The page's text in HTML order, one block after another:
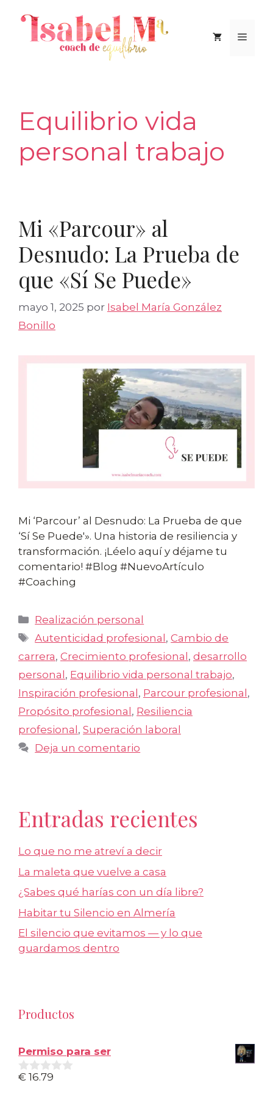
contenido
Menú
Equilibrio vida
personal trabajo
Mi «Parcour» al
Desnudo: La Prueba de
que «Sí Se Puede»
mayo 1, 2025 por Isabel María González
Bonillo
Mi ‘Parcour’ al Desnudo: La Prueba de que
‘Sí Se Puede'». Una historia de resiliencia y
transformación. ¡Léelo aquí y déjame tu
comentario! #Blog #NuevoArtículo
#Coaching
Categorías
Realización personal
Etiquetas
Autenticidad profesional ,Cambio de
carrera, Crecimiento profesional , desarrollo
personal , Equilibrio vida personal trabajo,
Inspiración profesional , Parcour profesional ,
Propósito profesional , Resiliencia
profesional , Superación laboral
Deja un comentario
Entradas recientes
Lo que no me atreví a decir
La maleta que vuelve a casa
¿Sabes qué harías con un día libre?
Habitar tu Silencio en Almería
El silencio que evitamos — y lo que
guardamos dentro
Productos
Permiso para ser
0
€ 16.79